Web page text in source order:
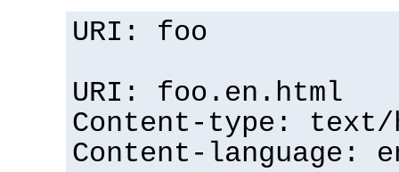
URI: foo
URI: foo.en.html
Content-type: text/
Content-language: